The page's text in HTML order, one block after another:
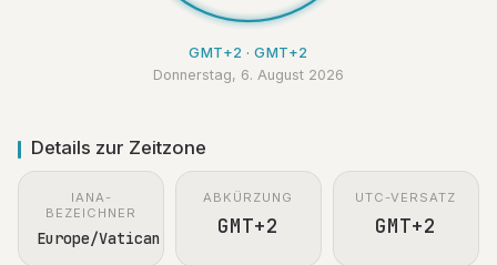
GMT+2 · GMT+2
Donnerstag, 6. August 2026
Details zur Zeitzone
IANA-
BEZEICHNER
Europe/Vatican
ABKÜRZUNG
GMT+2
UTC-VERSATZ
GMT+2